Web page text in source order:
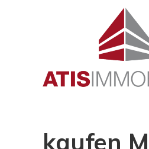
kaufen